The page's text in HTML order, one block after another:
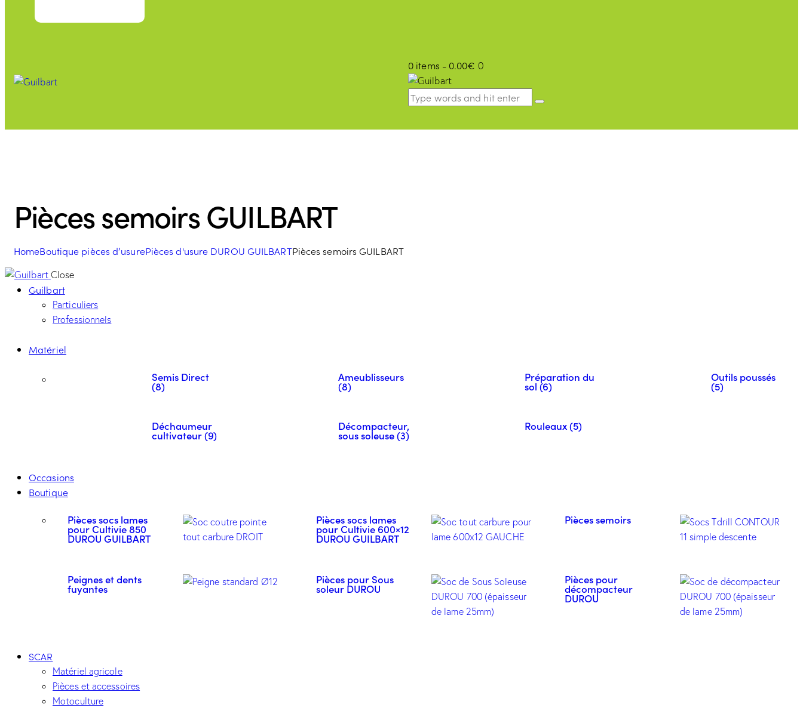
0 items - 0.00€ 0
Pièces semoirs GUILBART
HomeBoutique pièces d’usurePièces d'usure DUROU GUILBARTPièces semoirs GUILBART
Close
Guilbart
Particuliers
Professionnels
Matériel
Semis Direct
(8)
Ameublisseurs
(8)
Préparation du
sol (6)
Outils poussés
(5)
Déchaumeur
cultivateur (9)
Décompacteur,
sous soleuse (3)
Rouleaux (5)
Occasions
Boutique
Pièces socs lames
pour Cultivie 850
DUROU GUILBART
Pièces socs lames
pour Cultivie 600×12
DUROU GUILBART
Pièces semoirs
Peignes et dents
fuyantes
Pièces pour Sous
soleur DUROU
Pièces pour
décompacteur
DUROU
SCAR
Matériel agricole
Pièces et accessoires
Motoculture